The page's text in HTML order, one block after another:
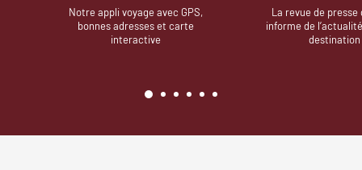
Notre appli voyage avec GPS,
bonnes adresses et carte
interactive
La revue de presse
informe de
destination